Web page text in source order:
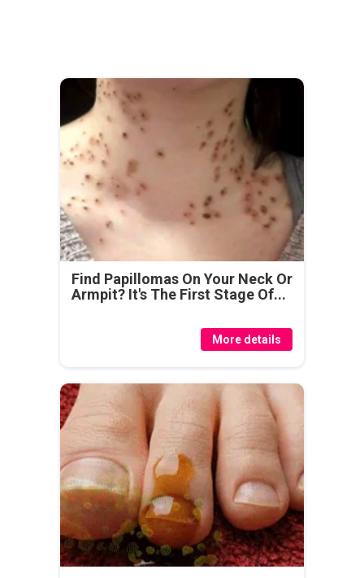
Find Papillomas On Your Neck Or
Armpit? It's The First Stage Of...
More details